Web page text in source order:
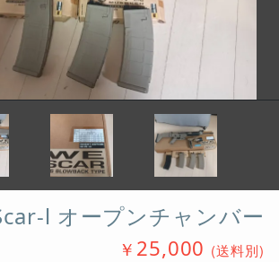
l オープンチャンバー
￥ 25,000 (送料別)